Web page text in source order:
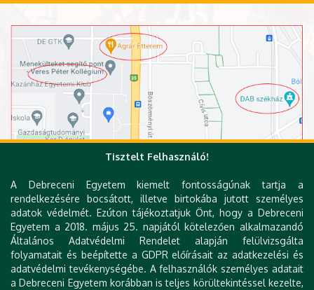
Tisztelt Felhasználó!
A Debreceni Egyetem kiemelt fontosságúnak tartja a
rendelkezésére bocsátott, illetve birtokába jutott személyes
adatok védelmét. Ezúton tájékoztatjuk Önt, hogy a Debreceni
Egyetem a 2018. május 25. napjától kötelezően alkalmazandó
Általános Adatvédelmi Rendelet alapján felülvizsgálta
folyamatait és beépítette a GDPR előírásait az adatkezelési és
adatvédelmi tevékenységébe. A felhasználók személyes adatait
a Debreceni Egyetem korábban is teljes körültekintéssel kezelte,